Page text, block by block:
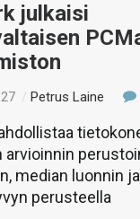
julkaisi
/ Petrus Laine
arvioinnin
median luonnin ja
perusteella